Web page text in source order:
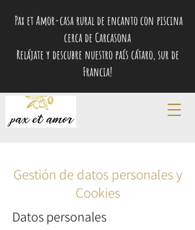
Pax et Amor-casa rural de encanto con piscina
cerca de Carcasona
Relájate y descubre nuestro país cátaro, sur de
Francia!
Gestión de datos personales y
Cookies
Datos personales